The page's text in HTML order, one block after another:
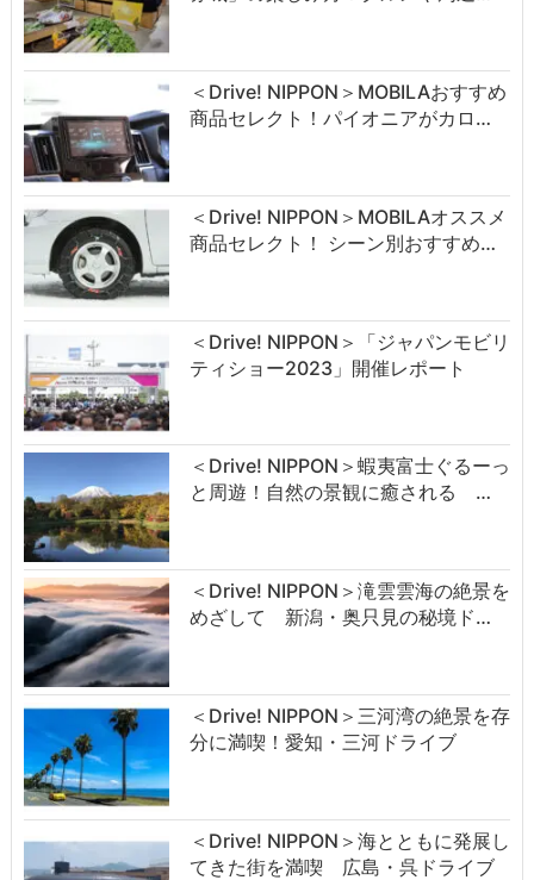
＜Drive! NIPPON＞MOBILAおすすめ
商品セレクト！パイオニアがカロ…
＜Drive! NIPPON＞MOBILAオススメ
商品セレクト！ シーン別おすすめ…
＜Drive! NIPPON＞「ジャパンモビリ
ティショー2023」開催レポート
＜Drive! NIPPON＞蝦夷富士ぐるーっ
と周遊！自然の景観に癒される …
＜Drive! NIPPON＞滝雲雲海の絶景を
めざして 新潟・奥只見の秘境ド…
＜Drive! NIPPON＞三河湾の絶景を存
分に満喫！愛知・三河ドライブ
＜Drive! NIPPON＞海とともに発展し
てきた街を満喫 広島・呉ドライブ